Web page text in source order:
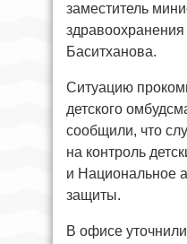
заместитель
Баситханова.
Ситуацию
детского
сообщили, что
на контроль
и Национальное
защиты.
В офисе